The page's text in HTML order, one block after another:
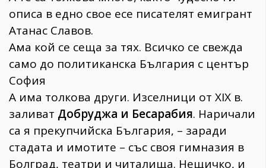
описа в едно свое есе писателят емигрант
Атанас Славов.
Ама кой се сеща за тях. Всичко се свежда
само до политиканска България с център
София
А има толкова други. Изселници от XIX в.
заливат Добруджа и Бесарабия. Наричали
са я прекупчийска България, – заради
стадата и имотите – със своя гимназия в
Болград, театри и читалища. Нещичко, и